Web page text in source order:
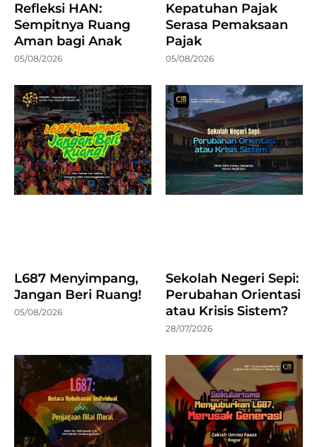
Refleksi HAN:
Sempitnya Ruang
Aman bagi Anak
05/08/2026
Kepatuhan Pajak
Serasa Pemaksaan
Pajak
05/08/2026
L687 Menyimpang,
Jangan Beri Ruang!
05/08/2026
Sekolah Negeri Sepi:
Perubahan Orientasi
atau Krisis Sistem?
28/07/2026